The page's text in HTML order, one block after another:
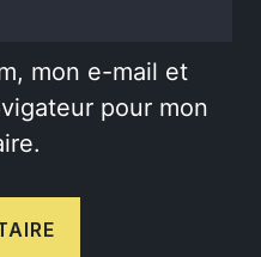
mon e-mail et
pour mon